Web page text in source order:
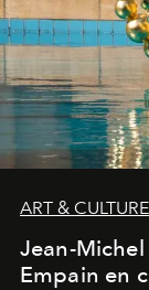
ART & CULTURE
Jean-
Empain en